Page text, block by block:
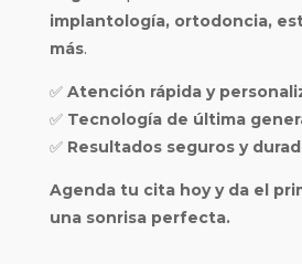
implantología, ortodoncia,
más.
✅ Atención rápida y
✅ Tecnología de última
✅ Resultados seguros y
Agenda tu cita hoy y da el
una sonrisa perfecta.